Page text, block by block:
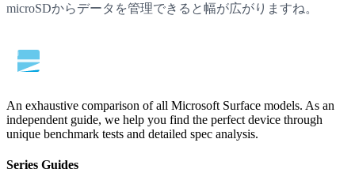
microSDからデータを管理できると幅が広がりますね。
An exhaustive comparison of all Microsoft Surface models. As an
independent guide, we help you find the perfect device through
unique benchmark tests and detailed spec analysis.
Series Guides